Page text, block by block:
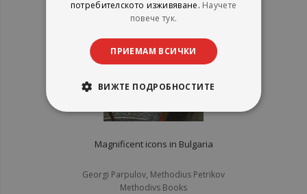
Magnificent icons in Bulgaria
Georgi Parpulov, Methodius Petrikov
Methodivs Books
потребителското изживяване. Научете
повече тук.
ПРИЕМАМ ВСИЧКИ
ВИЖТЕ ПОДРОБНОСТИТЕ